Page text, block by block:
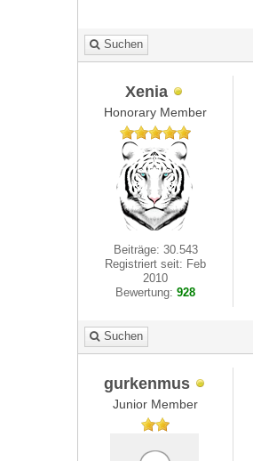
Suchen
Xenia
Honorary Member
Beiträge: 30.543
Registriert seit: Feb
2010
Bewertung:928
Suchen
gurkenmus
Junior Member